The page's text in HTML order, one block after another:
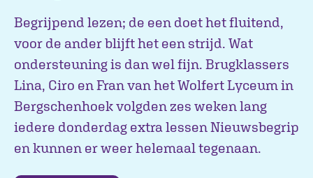
Begrijpend lezen; de een doet het fluitend,
voor de ander blijft het een strijd. Wat
ondersteuning is dan wel fijn. Brugklassers
Lina, Ciro en Fran van het Wolfert Lyceum in
Bergschenhoek volgden zes weken lang
iedere donderdag extra lessen Nieuwsbegrip
en kunnen er weer helemaal tegenaan.